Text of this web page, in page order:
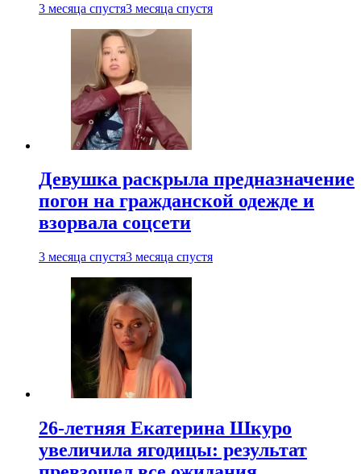
3 месяца спустя3 месяца спустя
Девушка раскрыла предназначение
погон на гражданской одежде и
взорвала соцсети
3 месяца спустя3 месяца спустя
26-летняя Екатерина Шкуро
увеличила ягодицы: результат